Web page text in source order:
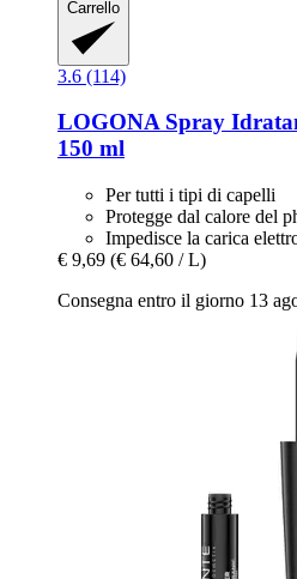
Carrello
3.6 (114)
LOGONASpray
150 ml
Per tutti i tipi di capelli
Protegge dal calore del
Impedisce la carica
€ 9,69 (€ 64,60 / L)
Consegna entro il giorno 13